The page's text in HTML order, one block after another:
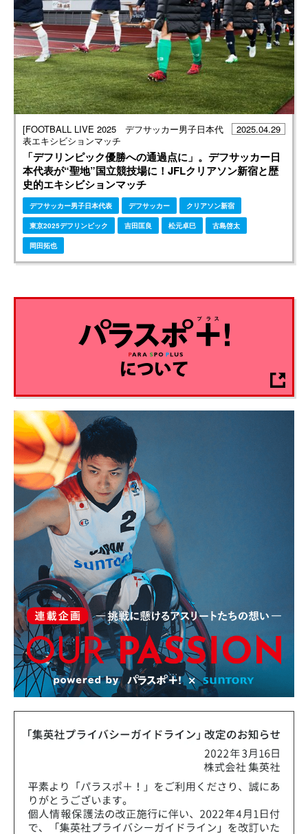
[FOOTBALL LIVE 2025 デフサッカー男子日本代
表エキシビションマッチ
2025.04.29
「デフリンピック優勝への通過点に」。デフサッカー日
本代表が“聖地”国立競技場に！JFLクリアソン新宿と歴
史的エキシビションマッチ
デフサッカー男子日本代表 デフサッカー クリアソン新宿
東京2025デフリンピック 吉田匡良 松元卓巳 古島啓太
岡田拓也